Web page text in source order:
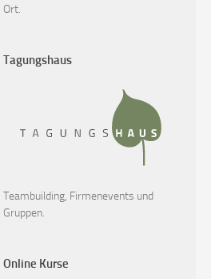
Ort.
Tagungshaus
Teambuilding, Firmenevents und
Gruppen.
Online Kurse